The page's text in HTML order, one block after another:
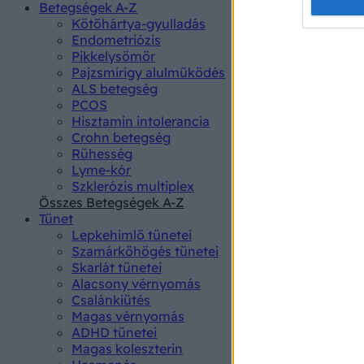
Betegségek A-Z
Kötőhártya-gyulladás
Endometriózis
Pikkelysömör
Pajzsmirigy alulműködés
ALS betegség
PCOS
Hisztamin intolerancia
Crohn betegség
Rühesség
Lyme-kór
Szklerózis multiplex
Összes Betegségek A-Z
Tünet
Lepkehimlő tünetei
Szamárköhögés tünetei
Skarlát tünetei
Alacsony vérnyomás
Csalánkiütés
Magas vérnyomás
ADHD tünetei
Magas koleszterin